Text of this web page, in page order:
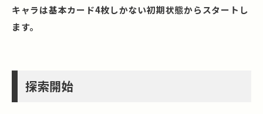
キャラは基本カード4枚しかない初期状態からスタートし
ます。
探索開始